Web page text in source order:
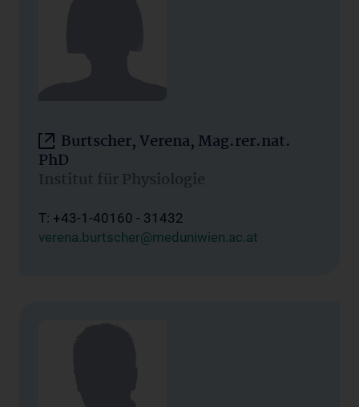
Burtscher, Verena, Mag.rer.nat.
PhD
Institut für Physiologie
T: +43-1-40160 - 31432
verena.burtscher@meduniwien.ac.at